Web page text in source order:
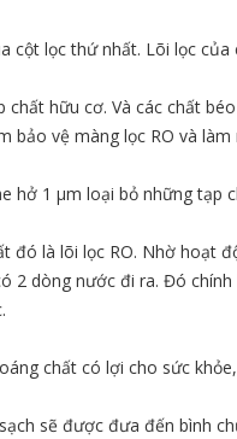
lọc thứ nhất. Lõi lọc
hữu cơ. Và các chất
vệ màng lọc RO và
hở 1 µm loại bỏ những tạp
đó là lõi lọc RO. Nhờ hoạt
2 dòng nước đi ra. Đó
chất có lợi cho sức
sẽ được đưa đến bình